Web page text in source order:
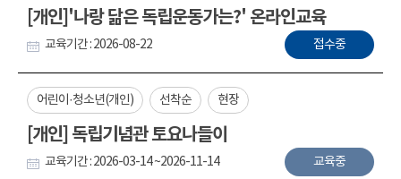
[개인]'나랑 닮은 독립운동가는?' 온라인교육
교육기간 : 2026-08-22 접수중
어린이·청소년(개인) 선착순 현장
[개인] 독립기념관 토요나들이
교육기간 : 2026-03-14 ~2026-11-14 교육중